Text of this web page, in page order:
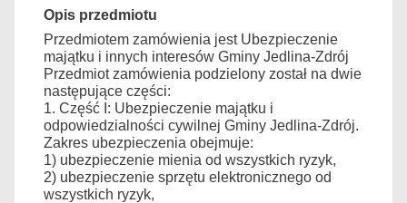
Opis przedmiotu
Przedmiotem zamówienia jest Ubezpieczenie
majątku i innych interesów Gminy Jedlina-Zdrój
Przedmiot zamówienia podzielony został na dwie
następujące części:
1. Część I: Ubezpieczenie majątku i
odpowiedzialności cywilnej Gminy Jedlina-Zdrój.
Zakres ubezpieczenia obejmuje:
1) ubezpieczenie mienia od wszystkich ryzyk,
2) ubezpieczenie sprzętu elektronicznego od
wszystkich ryzyk,